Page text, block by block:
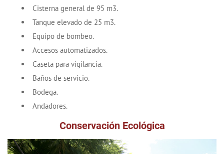
Cisterna general de 95 m3.
Tanque elevado de 25 m3.
Equipo de bombeo.
Accesos automatizados.
Caseta para vigilancia.
Baños de servicio.
Bodega.
Andadores.
Conservación Ecológica